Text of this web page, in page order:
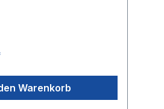
was die flexible
15 StückPALETTE:
Kartons, Höhe: 1.83 m
Warenkorb